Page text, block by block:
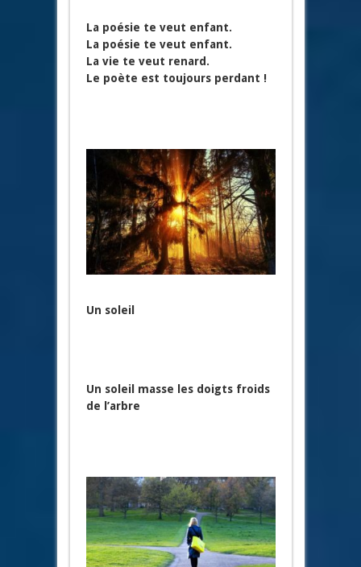
La poésie te veut enfant.
La poésie te veut enfant.
La vie te veut renard.
Le poète est toujours perdant !
Un soleil
Un soleil masse les doigts froids
de l’arbre